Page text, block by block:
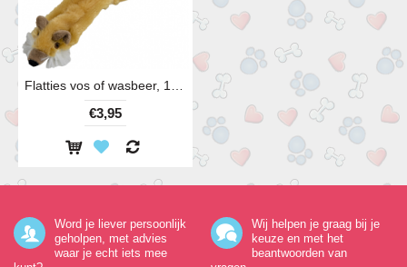
€3,95
Word je liever persoonlijk
geholpen, met advies
waar je echt iets mee
Wij helpen je graag bij je
keuze en met het
beantwoorden van